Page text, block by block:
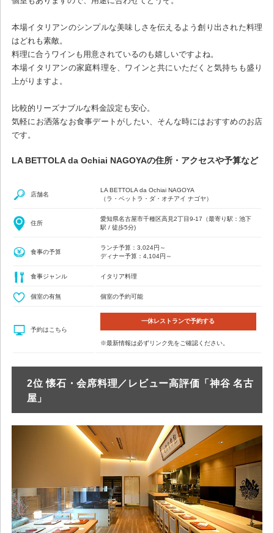
本場イタリアンのシンプルな美味しさを伝えるよう創り出された料理
はどれも素敵。
料理に合うワインも用意されているのも嬉しいですよね。
本場イタリアンの家庭料理を、ワインと共にいただくと気持ちも盛り
上がりますよ。
比較的リーズナブルな料金設定も安心。
気軽にお洒落なお食事デートがしたい、そんな時にはおすすめのお店
です。
LA BETTOLA da Ochiai NAGOYAの住所・アクセスや予算など
店舗名
LA BETTOLA da Ochiai NAGOYA
（ラ・ベットラ・ダ・オチアイ ナゴヤ）
住所
愛知県名古屋市千種区高見2丁目9-17（最寄り駅：池下
駅 / 徒歩5分)
食事の予算
ランチ予算：3,024円～
ディナー予算：4,104円～
食事ジャンル イタリア料理
個室の有無 個室の予約可能
予約はこちら
一休レストランで予約する
※最新情報は必ずリンク先をご確認ください。
2位 懐石・会席料理／レビュー高評価「神谷 名古
屋」